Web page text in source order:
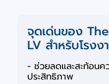
จุดเด่นของ
LV สำหรับโรงง
- ช่วยลดและสะท้อนค
ประสิทธิภาพ